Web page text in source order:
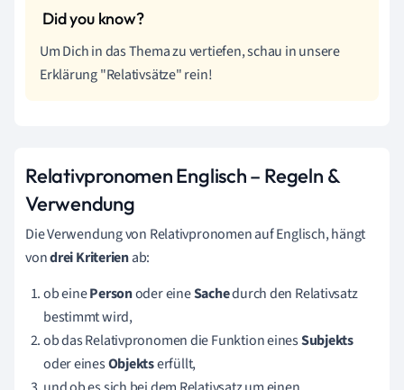
Um Dich in das Thema zu vertiefen, schau in unsere
Erklärung "Relativsätze" rein!
Relativpronomen Englisch – Regeln &
Verwendung
Die Verwendung von Relativpronomen auf Englisch, hängt
vondreiKriterienab:
ob einePersonoder eineSachedurch den Relativsatz
bestimmt wird,
ob das Relativpronomen die Funktion einesSubjekts
oder einesObjektserfüllt,